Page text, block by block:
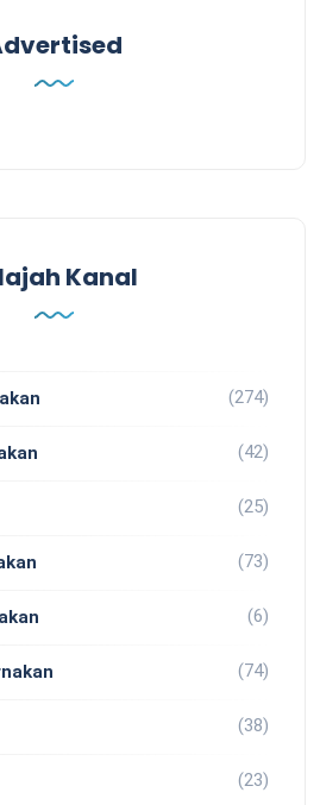
Kanal
(274)
(42)
(25)
(73)
(6)
(74)
(38)
(23)